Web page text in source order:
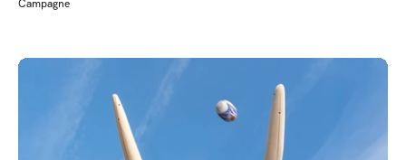
Campagne